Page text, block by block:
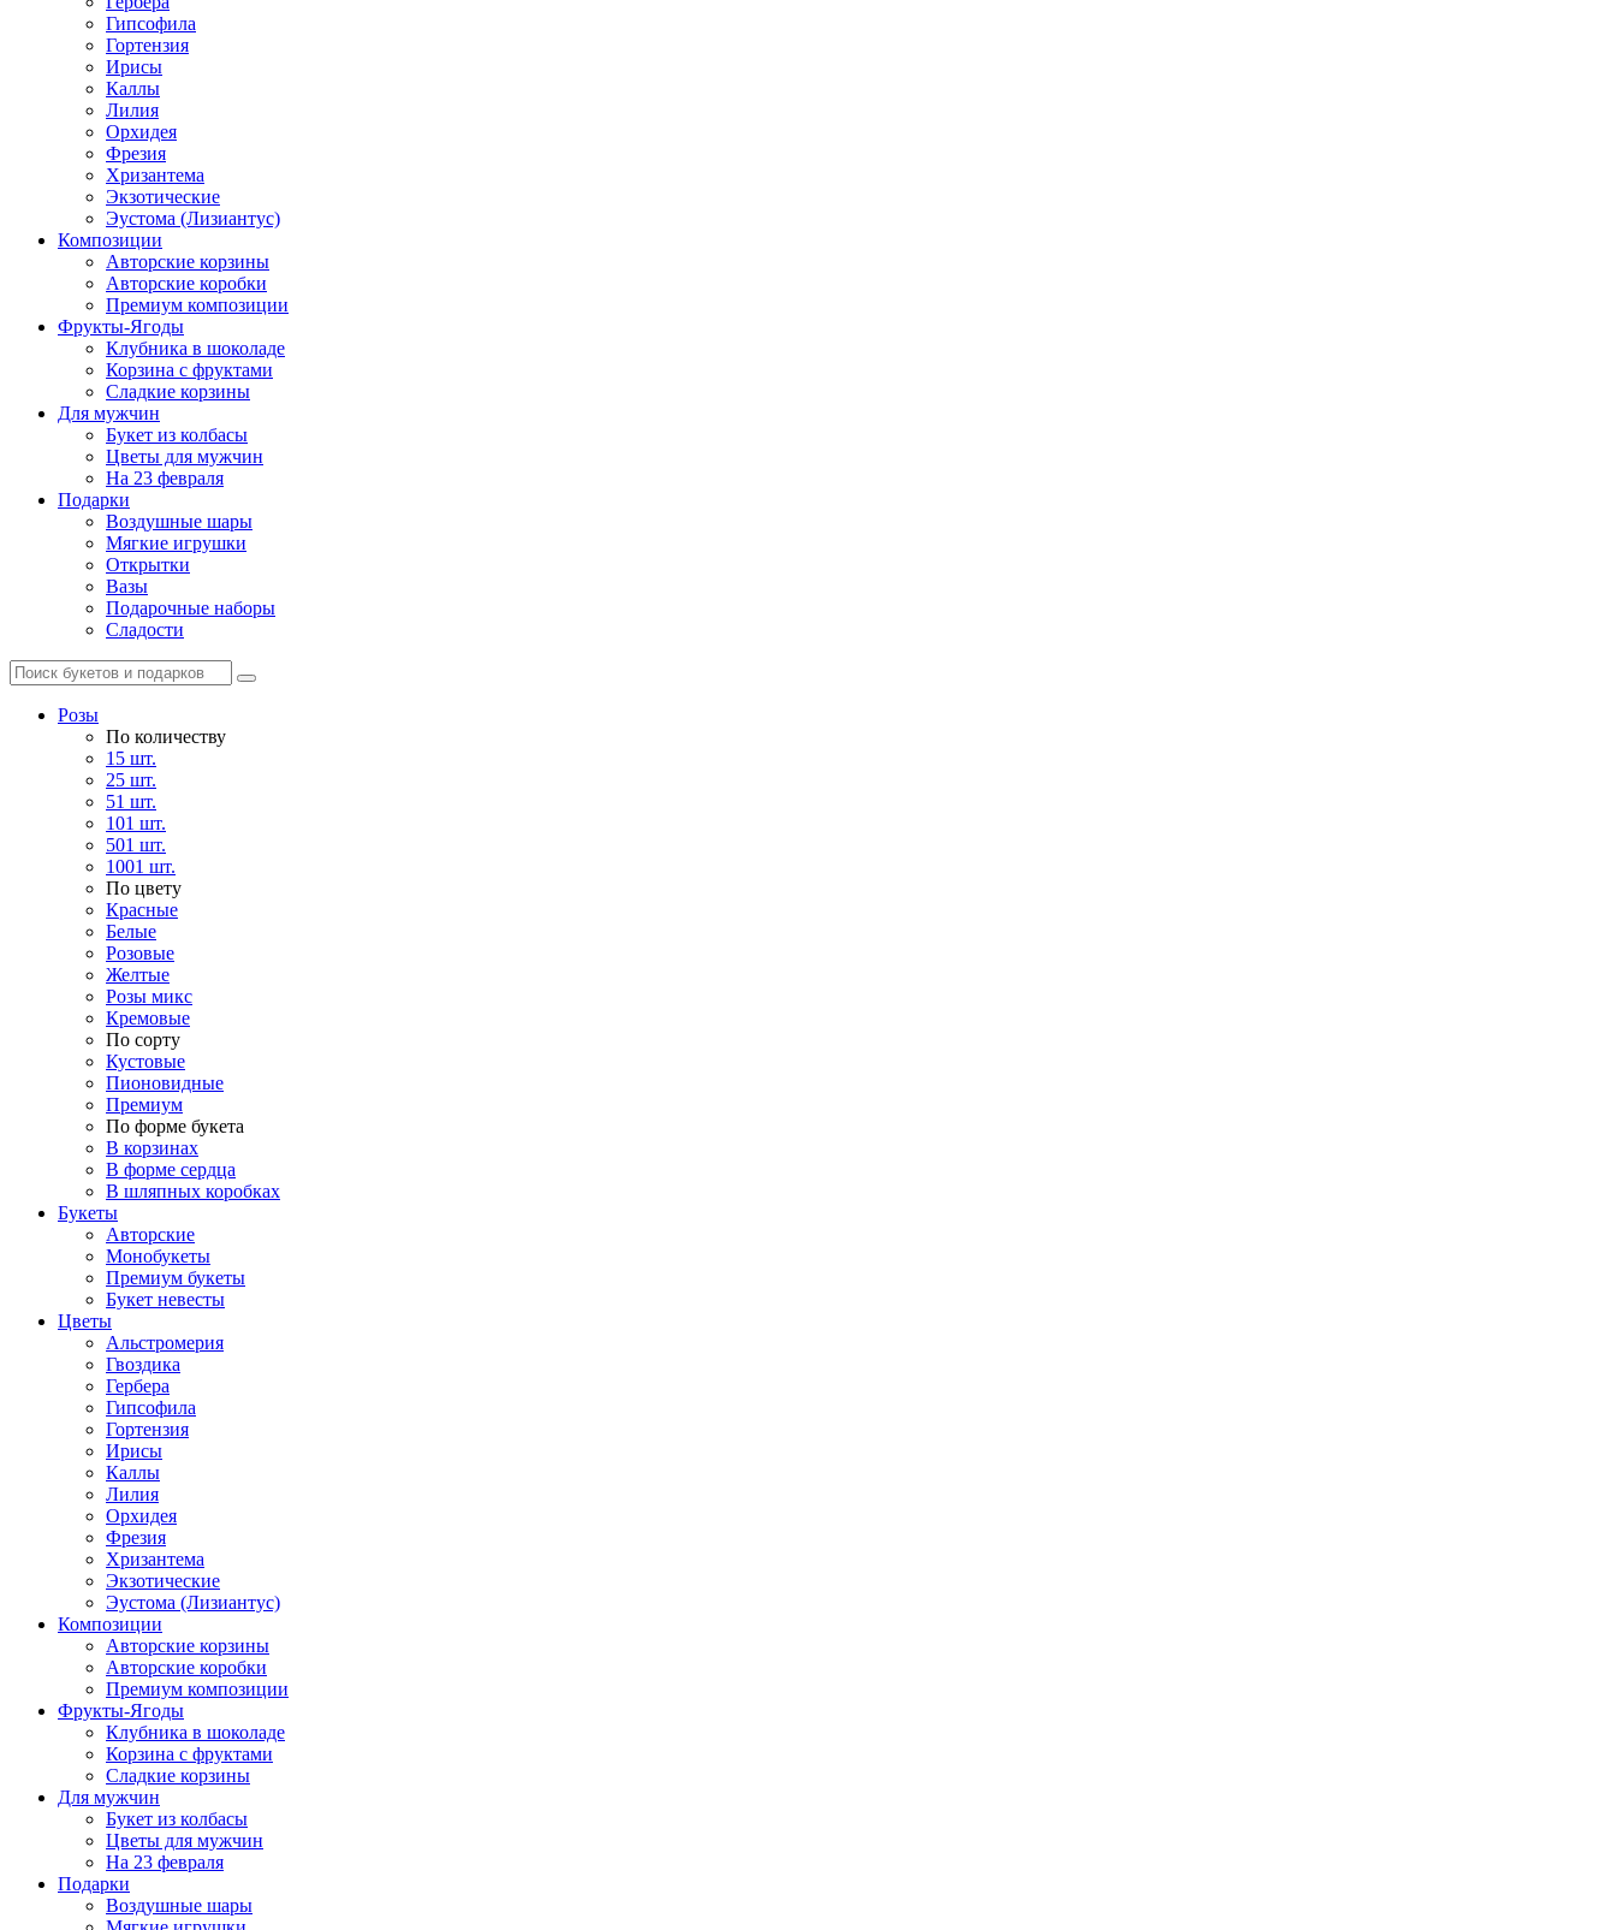
Гипсофила
Гортензия
Ирисы
Каллы
Лилия
Орхидея
Фрезия
Хризантема
Экзотические
Эустома (Лизиантус)
Композиции
Авторские корзины
Авторские коробки
Премиум композиции
Фрукты-Ягоды
Клубника в шоколаде
Корзина с фруктами
Сладкие корзины
Для мужчин
Букет из колбасы
Цветы для мужчин
На 23 февраля
Подарки
Воздушные шары
Мягкие игрушки
Открытки
Вазы
Подарочные наборы
Сладости
Розы
По количеству
15 шт.
25 шт.
51 шт.
101 шт.
501 шт.
1001 шт.
По цвету
Красные
Белые
Розовые
Желтые
Розы микс
Кремовые
По сорту
Кустовые
Пионовидные
Премиум
По форме букета
В корзинах
В форме сердца
В шляпных коробках
Букеты
Авторские
Монобукеты
Премиум букеты
Букет невесты
Цветы
Альстромерия
Гвоздика
Гербера
Гипсофила
Гортензия
Ирисы
Каллы
Лилия
Орхидея
Фрезия
Хризантема
Экзотические
Эустома (Лизиантус)
Композиции
Авторские корзины
Авторские коробки
Премиум композиции
Фрукты-Ягоды
Клубника в шоколаде
Корзина с фруктами
Сладкие корзины
Для мужчин
Букет из колбасы
Цветы для мужчин
На 23 февраля
Подарки
Воздушные шары